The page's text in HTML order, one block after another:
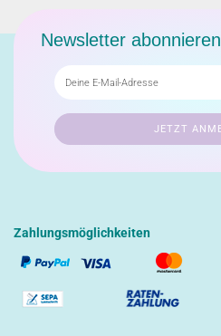
Newsletter abonnieren
Zahlungsmöglichkeiten